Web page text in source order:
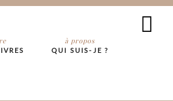
à propos
QUI SUIS-JE ?